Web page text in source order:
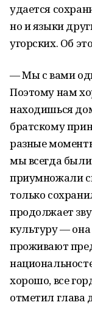
удается
но и языки
угорских. Об
— Мы с вами
Поэтому нам
находишься
братскому
разные
мы всегда были
приумножали
только
продолжает
культуру — она
проживают
хорошо, все
отметил глава